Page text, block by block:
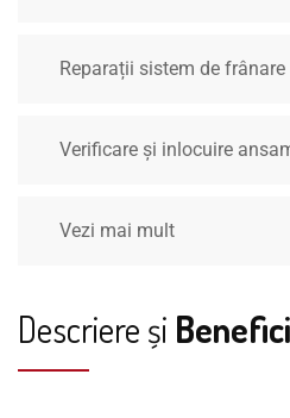
Reparații sistem de
Verificare și inlocuire
Vezi mai mult
Descriere și